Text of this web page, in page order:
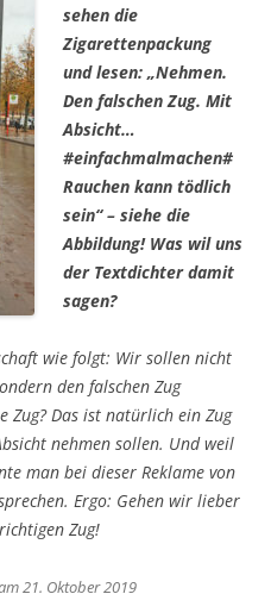
sehen die
Zigarettenpackung
und lesen: „Nehmen.
Den falschen Zug. Mit
Absicht…
#einfachmalmachen#
Rauchen kann tödlich
sein“– siehe die
Abbildung! Was wil uns
der Textdichter damit
sagen?
wie folgt: Wir sollen nicht
den falschen Zug
Zug? Das ist natürlich ein Zug
nehmen sollen. Und weil
man bei dieser Reklame von
Ergo: Gehen wir lieber
Zug!
21. Oktober 2019